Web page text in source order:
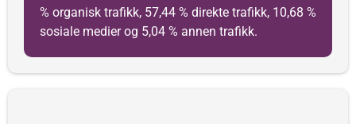
% organisk trafikk, 57,44 % direkte trafikk, 10,68 %
sosiale medier og 5,04 % annen trafikk.